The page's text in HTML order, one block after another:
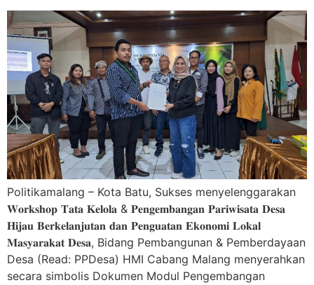
Politikamalang – Kota Batu, Sukses menyelenggarakan
𝐖𝐨𝐫𝐤𝐬𝐡𝐨𝐩 𝐓𝐚𝐭𝐚 𝐊𝐞𝐥𝐨𝐥𝐚 & 𝐏𝐞𝐧𝐠𝐞𝐦𝐛𝐚𝐧𝐠𝐚𝐧 𝐏𝐚𝐫𝐢𝐰𝐢𝐬𝐚𝐭𝐚 𝐃𝐞𝐬𝐚
𝐇𝐢𝐣𝐚𝐮 𝐁𝐞𝐫𝐤𝐞𝐥𝐚𝐧𝐣𝐮𝐭𝐚𝐧 𝐝𝐚𝐧 𝐏𝐞𝐧𝐠𝐮𝐚𝐭𝐚𝐧 𝐄𝐤𝐨𝐧𝐨𝐦𝐢 𝐋𝐨𝐤𝐚𝐥
𝐌𝐚𝐬𝐲𝐚𝐫𝐚𝐤𝐚𝐭 𝐃𝐞𝐬𝐚, Bidang Pembangunan & Pemberdayaan
Desa (Read: PPDesa) HMI Cabang Malang menyerahkan
secara simbolis Dokumen Modul Pengembangan